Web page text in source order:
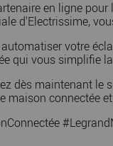
en ligne
d'Electrissime,
votre
qui vous simplifie
dès maintenant le
maison connectée